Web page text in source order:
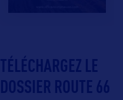
TÉLÉCHARGEZ LE
DOSSIER ROUTE 66